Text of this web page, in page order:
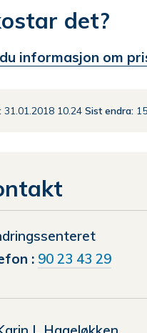
det?
informasjon om
31.01.2018 10.24 Sist endra
90 23 43 29